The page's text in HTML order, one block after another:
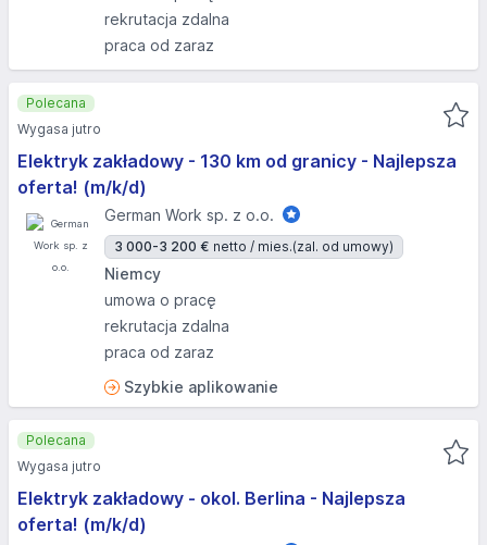
rekrutacja zdalna
praca od zaraz
Elektryk zakładowy - 130 km od granicy - Najlepsza
oferta! (m/k/d)
German Work sp. z o.o.
3 000-3 200 € netto / mies.(zal. od umowy)
Niemcy
umowa o pracę
rekrutacja zdalna
praca od zaraz
Szybkie aplikowanie
Polecana
Wygasa jutro
Elektryk zakładowy - okol. Berlina - Najlepsza
oferta! (m/k/d)
Polecana
Wygasa jutro